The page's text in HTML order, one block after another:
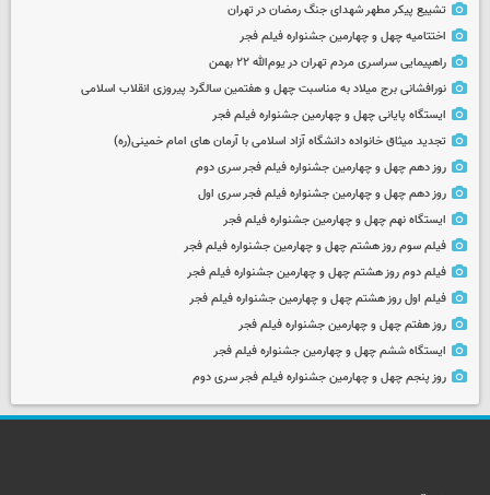
تشییع پیکر مطهر شهدای جنگ رمضان در تهران
اختتامیه چهل و چهارمین جشنواره فیلم فجر
راهپیمایی سراسری مردم تهران در یوم‌الله ۲۲ بهمن
نورافشانی برج میلاد به مناسبت چهل‌ و هفتمین سالگرد پیروزی انقلاب اسلامی
ایستگاه پایانی چهل و چهارمین جشنواره فیلم فجر
تجدید میثاق خانواده دانشگاه آزاد اسلامی با آرمان های امام خمینی(ره)
روز دهم چهل و چهارمین جشنواره فیلم فجر سری دوم
روز دهم چهل و چهارمین جشنواره فیلم فجر سری اول
ایستگاه نهم چهل و چهارمین جشنواره فیلم فجر
فیلم سوم روز هشتم چهل و چهارمین جشنواره فیلم فجر
فیلم دوم روز هشتم چهل و چهارمین جشنواره فیلم فجر
فیلم اول روز هشتم چهل و چهارمین جشنواره فیلم فجر
روز هفتم چهل و چهارمین جشنواره فیلم فجر
ایستگاه ششم چهل و چهارمین جشنواره فیلم فجر
روز پنجم چهل و چهارمین جشنواره فیلم فجر سری دوم